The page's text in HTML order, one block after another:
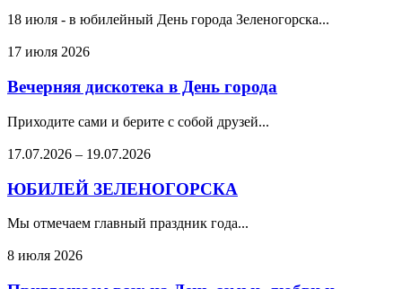
18 июля - в юбилейный День города Зеленогорска...
17 июля 2026
Вечерняя дискотека в День города
Приходите сами и берите с собой друзей...
17.07.2026 – 19.07.2026
ЮБИЛЕЙ ЗЕЛЕНОГОРСКА
Мы отмечаем главный праздник года...
8 июля 2026